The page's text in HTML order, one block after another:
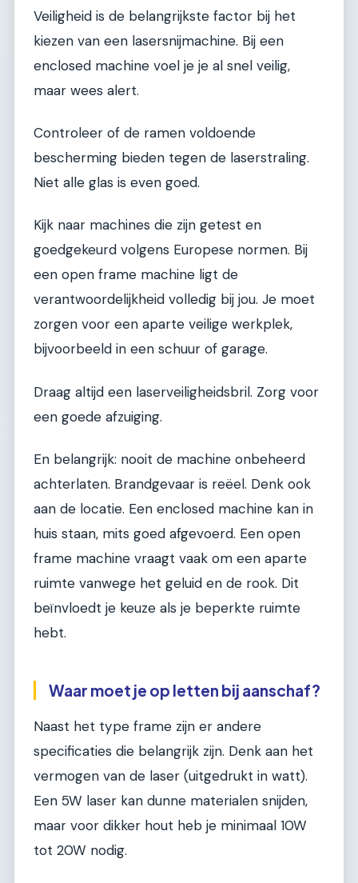
Veiligheid is de belangrijkste factor bij het
kiezen van een lasersnijmachine. Bij een
enclosed machine voel je je al snel veilig,
maar wees alert.
Controleer of de ramen voldoende
bescherming bieden tegen de laserstraling.
Niet alle glas is even goed.
Kijk naar machines die zijn getest en
goedgekeurd volgens Europese normen. Bij
een open frame machine ligt de
verantwoordelijkheid volledig bij jou. Je moet
zorgen voor een aparte veilige werkplek,
bijvoorbeeld in een schuur of garage.
Draag altijd een laserveiligheidsbril. Zorg voor
een goede afzuiging.
En belangrijk: nooit de machine onbeheerd
achterlaten. Brandgevaar is reëel. Denk ook
aan de locatie. Een enclosed machine kan in
huis staan, mits goed afgevoerd. Een open
frame machine vraagt vaak om een aparte
ruimte vanwege het geluid en de rook. Dit
beïnvloedt je keuze als je beperkte ruimte
hebt.
Waar moet je op letten bij aanschaf?
Naast het type frame zijn er andere
specificaties die belangrijk zijn. Denk aan het
vermogen van de laser (uitgedrukt in watt).
Een 5W laser kan dunne materialen snijden,
maar voor dikker hout heb je minimaal 10W
tot 20W nodig.